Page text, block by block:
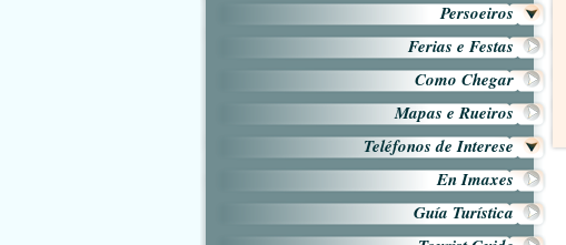
Persoeiros
Ferias e Festas
Como Chegar
Mapas e Rueiros
Teléfonos de Interese
En Imaxes
Guía Turística